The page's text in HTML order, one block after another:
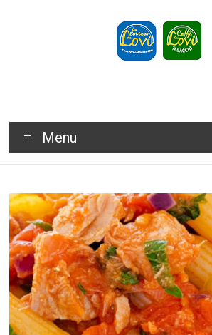
Menu